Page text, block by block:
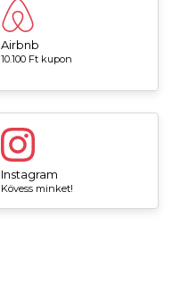
Airbnb
10.100 Ft kupon
Instagram
Kövess minket!